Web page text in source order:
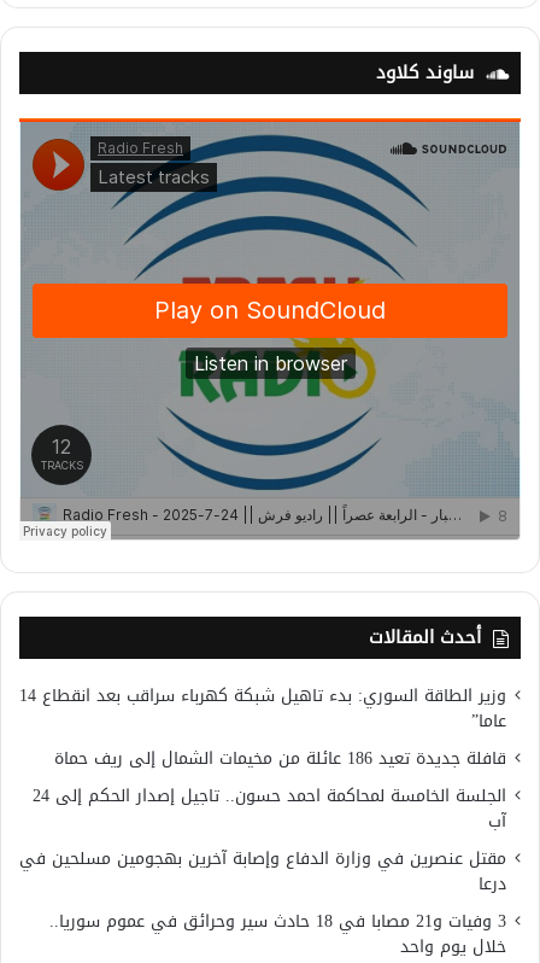
ساوند كلاود
أحدث المقالات
وزير الطاقة السوري: بدء تاهيل شبكة كهرباء سراقب بعد انقطاع 14
عاما”
قافلة جديدة تعيد 186 عائلة من مخيمات الشمال إلى ريف حماة
الجلسة الخامسة لمحاكمة احمد حسون.. تاجيل إصدار الحكم إلى 24
آب
مقتل عنصرين في وزارة الدفاع وإصابة آخرين بهجومين مسلحين في
درعا
3 وفيات و21 مصابا في 18 حادث سير وحرائق في عموم سوريا..
خلال يوم واحد